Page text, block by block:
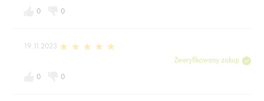
0
0
19.11.2023
Zweryfikowany zakup
0
0